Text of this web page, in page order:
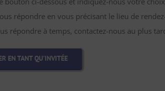
répondre en vous précisant le lieu de
répondre à temps, contactez-nous au plus
EN TANT QU’INVITÉE